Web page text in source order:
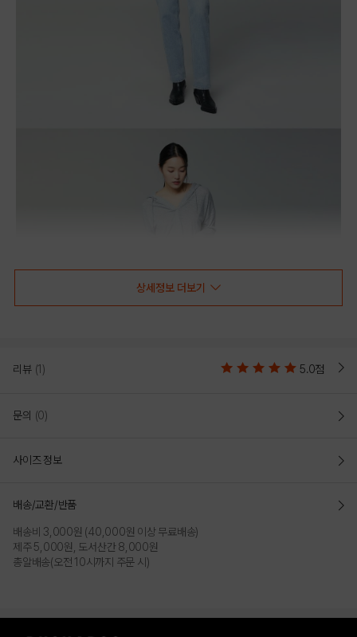
상세정보 더보기
리뷰 (1) 5.0점
문의 (0)
사이즈 정보
배송/교환/반품
배송비 3,000원 (40,000원 이상 무료배송)
제주 5,000원, 도서산간 8,000원
총알배송(오전 10시까지 주문 시)